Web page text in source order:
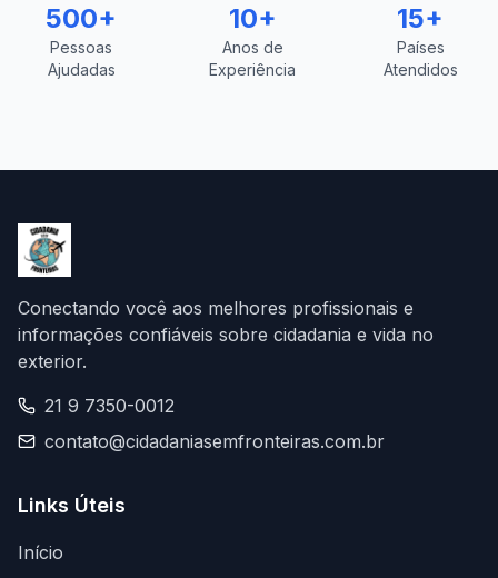
500+
Pessoas
Ajudadas
10+
Anos de
Experiência
15+
Países
Atendidos
Conectando você aos melhores profissionais e
informações confiáveis sobre cidadania e vida no
exterior.
21 9 7350-0012
contato@cidadaniasemfronteiras.com.br
Links Úteis
Início